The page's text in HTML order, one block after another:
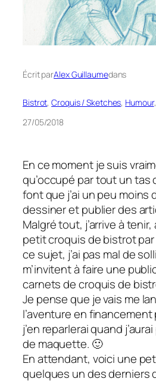
Écrit parAlex Guillaumedans
Bistrot, Croquis / Sketches, Humour,
27/05/2018
En ce moment je suis
qu’occupé par tout un tas
font que j’ai un peu moins
dessiner et publier des
Malgré tout, j’arrive à
petit croquis de bistrot par
ce sujet, j’ai pas mal de
m’invitent à faire une
carnets de croquis de
Je pense que je vais me
l’aventure en
j’en reparlerai quand
de maquette. 🙂
En attendant, voici une
quelques un des derniers